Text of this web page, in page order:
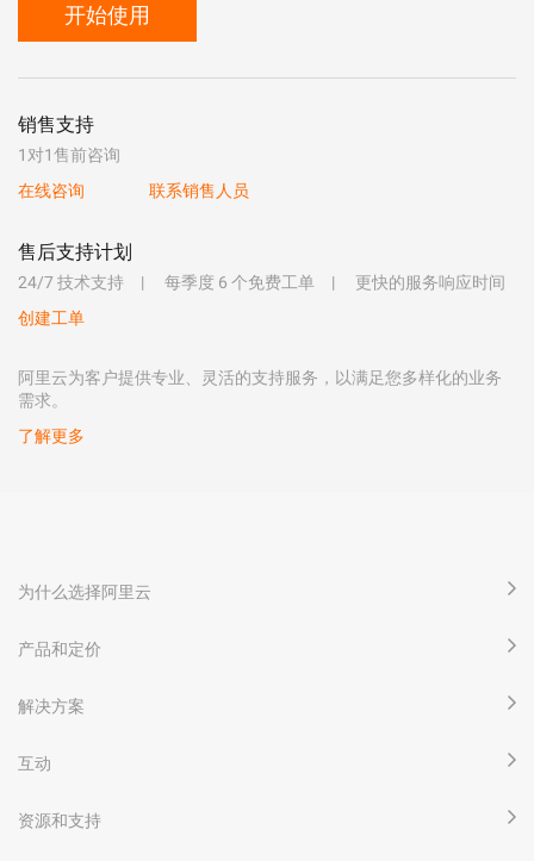
开始使用
销售支持
1对1售前咨询
在线咨询
联系销售人员
售后支持计划
24/7 技术支持 每季度 6 个免费工单
更快的服务响应时间
创建工单
阿里云为客户提供专业、灵活的支持服务，以满足您多样化的业务
需求。
了解更多
为什么选择阿里云
产品和定价
解决方案
互动
资源和支持